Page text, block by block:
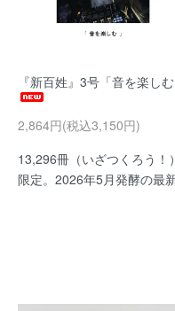
『新百姓』3号「音を楽しむ
2,864円(税込3,150円)
13,296冊（いざつくろう！）
限定。2026年5月発酵の最